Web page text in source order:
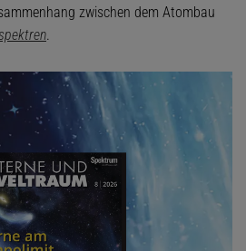
zwischen dem Atombau
.